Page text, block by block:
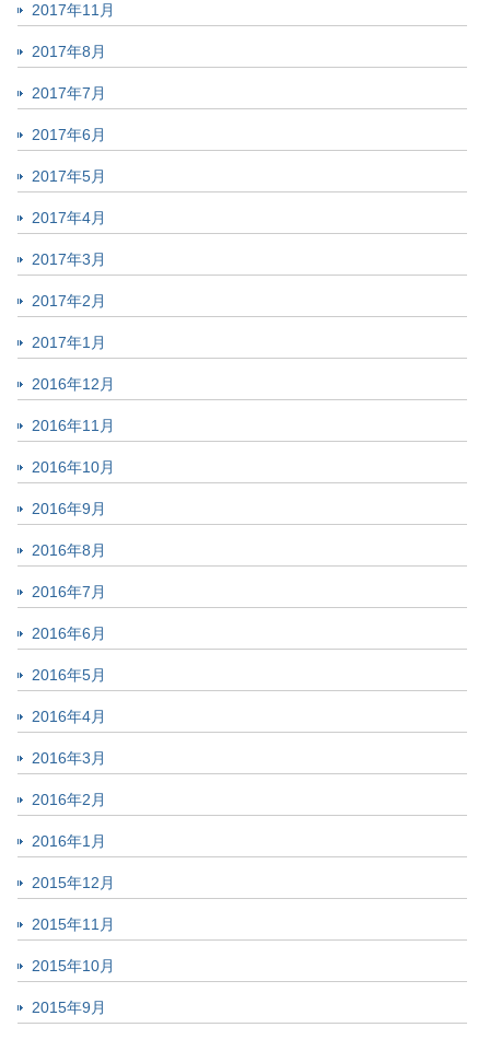
2017年11月
2017年8月
2017年7月
2017年6月
2017年5月
2017年4月
2017年3月
2017年2月
2017年1月
2016年12月
2016年11月
2016年10月
2016年9月
2016年8月
2016年7月
2016年6月
2016年5月
2016年4月
2016年3月
2016年2月
2016年1月
2015年12月
2015年11月
2015年10月
2015年9月